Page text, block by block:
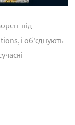
під
і об'єднують